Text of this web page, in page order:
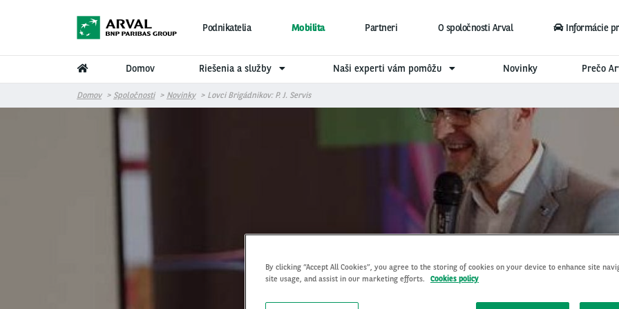
Podnikatelia Mobilita Partneri O spoločnosti Arval Informácie
Domov Riešenia a služby Naši experti vám pomôžu Novinky Prečo
Domov Spoločnosti Novinky Lovci Brigádnikov: P. J. Servis
By clicking “Accept All Cookies”, you agree to the storing of cookies on your device to enhance site
site usage, and assist in our marketing efforts.
Cookies policy